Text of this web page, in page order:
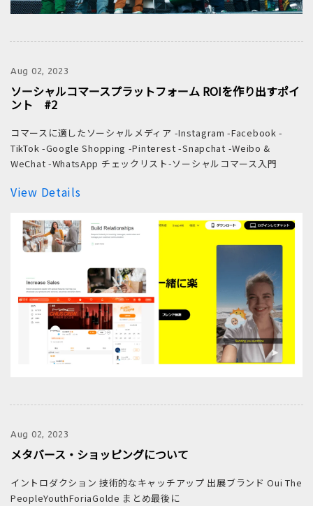
Aug 02, 2023
ソーシャルコマースプラットフォーム ROIを作り出すポイ
ント #2
コマースに適したソーシャルメディア -Instagram -Facebook -
TikTok -Google Shopping -Pinterest -Snapchat -Weibo &
WeChat -WhatsApp チェックリスト-ソーシャルコマース入門
View Details
Aug 02, 2023
メタバース・ショッピングについて
イントロダクション 技術的なキャッチアップ 出展ブランド Oui The
PeopleYouthForiaGolde まとめ最後に